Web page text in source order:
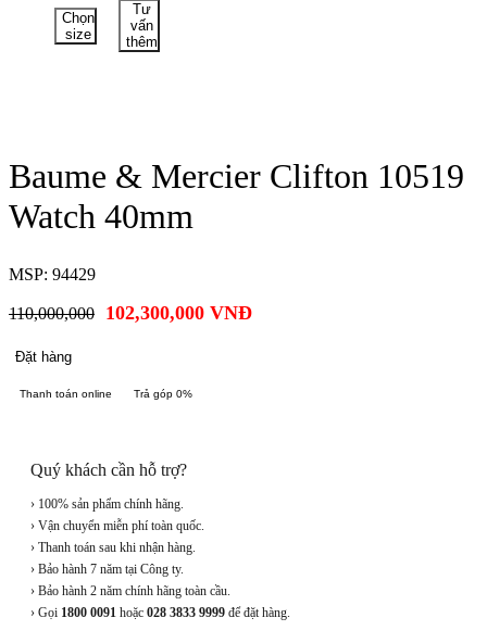
Chọn
size
Tư
vấn
thêm
Baume & Mercier Clifton 10519
Watch 40mm
MSP: 94429
110,000,000 102,300,000 VNĐ
Đặt hàng
Thanh toán online Trả góp 0%
Quý khách cần hỗ trợ?
› 100% sản phẩm chính hãng.
› Vận chuyển miễn phí toàn quốc.
› Thanh toán sau khi nhận hàng.
› Bảo hành 7 năm tại Công ty.
› Bảo hành 2 năm chính hãng toàn cầu.
› Gọi 1800 0091 hoặc 028 3833 9999 để đặt hàng.